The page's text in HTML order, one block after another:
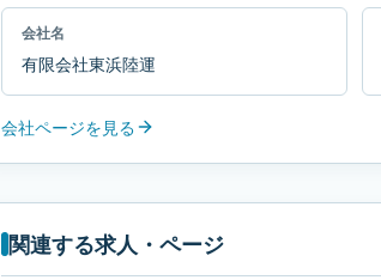
会社名
有限会社東浜陸運
会社ページを見る
関連する求人・ページ